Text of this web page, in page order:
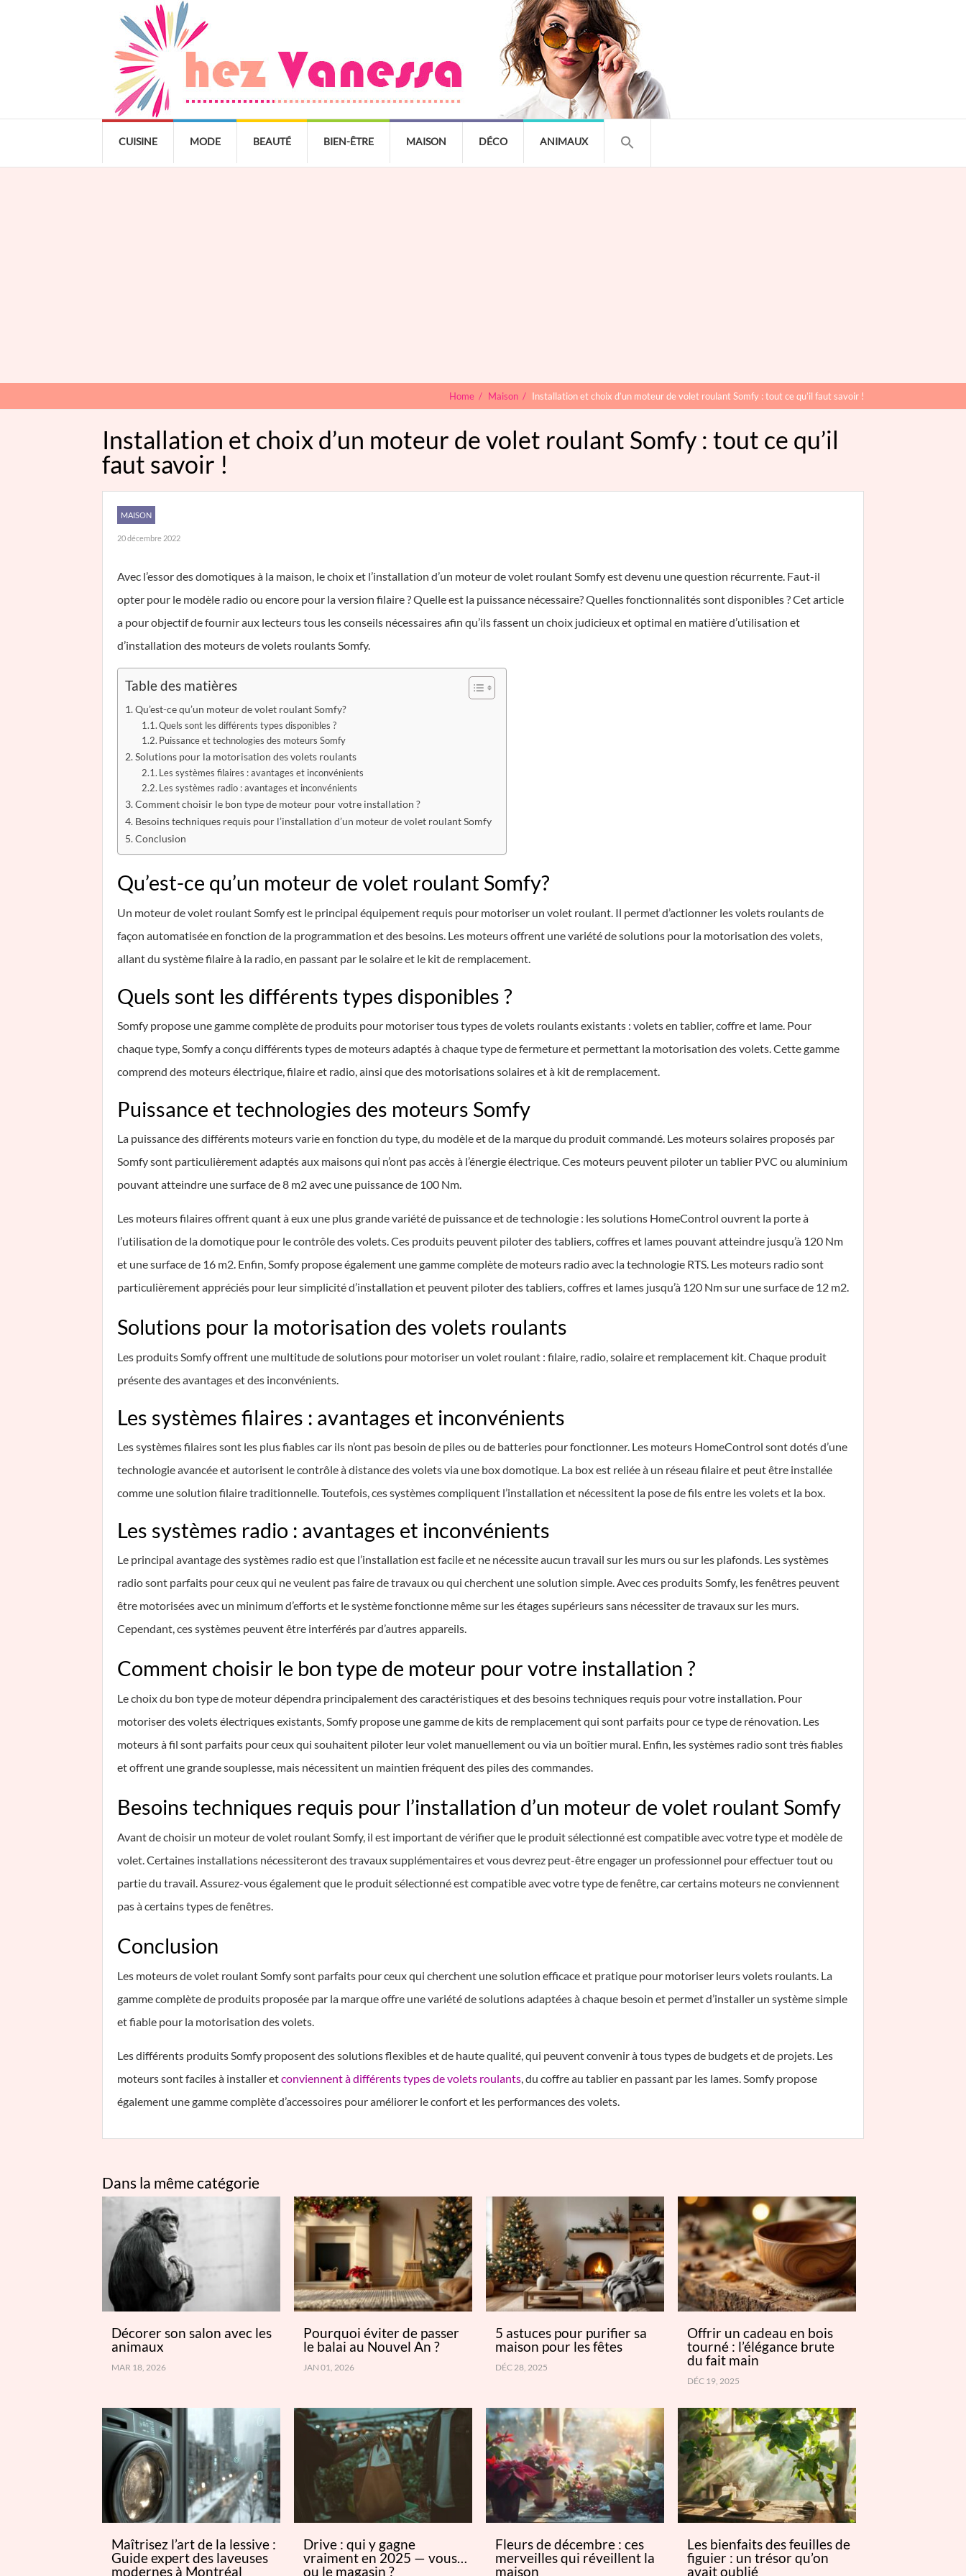
CUISINE MODE BEAUTÉ BIEN-ÊTRE MAISON DÉCO ANIMAUX
Home / Maison / Installation et choix d’un moteur de volet roulant Somfy : tout ce qu’il faut savoir !
Installation et choix d’un moteur de volet roulant Somfy : tout ce qu’il
faut savoir !
MAISON
20 décembre 2022
Avec l’essor des domotiques à la maison, le choix et l’installation d’un moteur de volet roulant Somfy est devenu une question récurrente. Faut-il
opter pour le modèle radio ou encore pour la version filaire ? Quelle est la puissance nécessaire? Quelles fonctionnalités sont disponibles ? Cet article
a pour objectif de fournir aux lecteurs tous les conseils nécessaires afin qu’ils fassent un choix judicieux et optimal en matière d’utilisation et
d’installation des moteurs de volets roulants Somfy.
Table des matières
Qu’est-ce qu’un moteur de volet roulant Somfy?
Quels sont les différents types disponibles ?
Puissance et technologies des moteurs Somfy
Solutions pour la motorisation des volets roulants
Les systèmes filaires : avantages et inconvénients
Les systèmes radio : avantages et inconvénients
Comment choisir le bon type de moteur pour votre installation ?
Besoins techniques requis pour l’installation d’un moteur de volet roulant Somfy
Conclusion
Qu’est-ce qu’un moteur de volet roulant Somfy?
Un moteur de volet roulant Somfy est le principal équipement requis pour motoriser un volet roulant. Il permet d’actionner les volets roulants de
façon automatisée en fonction de la programmation et des besoins. Les moteurs offrent une variété de solutions pour la motorisation des volets,
allant du système filaire à la radio, en passant par le solaire et le kit de remplacement.
Quels sont les différents types disponibles ?
Somfy propose une gamme complète de produits pour motoriser tous types de volets roulants existants : volets en tablier, coffre et lame. Pour
chaque type, Somfy a conçu différents types de moteurs adaptés à chaque type de fermeture et permettant la motorisation des volets. Cette gamme
comprend des moteurs électrique, filaire et radio, ainsi que des motorisations solaires et à kit de remplacement.
Puissance et technologies des moteurs Somfy
La puissance des différents moteurs varie en fonction du type, du modèle et de la marque du produit commandé. Les moteurs solaires proposés par
Somfy sont particulièrement adaptés aux maisons qui n’ont pas accès à l’énergie électrique. Ces moteurs peuvent piloter un tablier PVC ou aluminium
pouvant atteindre une surface de 8 m2 avec une puissance de 100 Nm.
Les moteurs filaires offrent quant à eux une plus grande variété de puissance et de technologie : les solutions HomeControl ouvrent la porte à
l’utilisation de la domotique pour le contrôle des volets. Ces produits peuvent piloter des tabliers, coffres et lames pouvant atteindre jusqu’à 120 Nm
et une surface de 16 m2. Enfin, Somfy propose également une gamme complète de moteurs radio avec la technologie RTS. Les moteurs radio sont
particulièrement appréciés pour leur simplicité d’installation et peuvent piloter des tabliers, coffres et lames jusqu’à 120 Nm sur une surface de 12 m2.
Solutions pour la motorisation des volets roulants
Les produits Somfy offrent une multitude de solutions pour motoriser un volet roulant : filaire, radio, solaire et remplacement kit. Chaque produit
présente des avantages et des inconvénients.
Les systèmes filaires : avantages et inconvénients
Les systèmes filaires sont les plus fiables car ils n’ont pas besoin de piles ou de batteries pour fonctionner. Les moteurs HomeControl sont dotés d’une
technologie avancée et autorisent le contrôle à distance des volets via une box domotique. La box est reliée à un réseau filaire et peut être installée
comme une solution filaire traditionnelle. Toutefois, ces systèmes compliquent l’installation et nécessitent la pose de fils entre les volets et la box.
Les systèmes radio : avantages et inconvénients
Le principal avantage des systèmes radio est que l’installation est facile et ne nécessite aucun travail sur les murs ou sur les plafonds. Les systèmes
radio sont parfaits pour ceux qui ne veulent pas faire de travaux ou qui cherchent une solution simple. Avec ces produits Somfy, les fenêtres peuvent
être motorisées avec un minimum d’efforts et le système fonctionne même sur les étages supérieurs sans nécessiter de travaux sur les murs.
Cependant, ces systèmes peuvent être interférés par d’autres appareils.
Comment choisir le bon type de moteur pour votre installation ?
Le choix du bon type de moteur dépendra principalement des caractéristiques et des besoins techniques requis pour votre installation. Pour
motoriser des volets électriques existants, Somfy propose une gamme de kits de remplacement qui sont parfaits pour ce type de rénovation. Les
moteurs à fil sont parfaits pour ceux qui souhaitent piloter leur volet manuellement ou via un boîtier mural. Enfin, les systèmes radio sont très fiables
et offrent une grande souplesse, mais nécessitent un maintien fréquent des piles des commandes.
Besoins techniques requis pour l’installation d’un moteur de volet roulant Somfy
Avant de choisir un moteur de volet roulant Somfy, il est important de vérifier que le produit sélectionné est compatible avec votre type et modèle de
volet. Certaines installations nécessiteront des travaux supplémentaires et vous devrez peut-être engager un professionnel pour effectuer tout ou
partie du travail. Assurez-vous également que le produit sélectionné est compatible avec votre type de fenêtre, car certains moteurs ne conviennent
pas à certains types de fenêtres.
Conclusion
Les moteurs de volet roulant Somfy sont parfaits pour ceux qui cherchent une solution efficace et pratique pour motoriser leurs volets roulants. La
gamme complète de produits proposée par la marque offre une variété de solutions adaptées à chaque besoin et permet d’installer un système simple
et fiable pour la motorisation des volets.
Les différents produits Somfy proposent des solutions flexibles et de haute qualité, qui peuvent convenir à tous types de budgets et de projets. Les
moteurs sont faciles à installer etconviennent à différents types de volets roulants, du coffre au tablier en passant par les lames. Somfy propose
également une gamme complète d’accessoires pour améliorer le confort et les performances des volets.
Dans la même catégorie
Décorer son salon avec les
animaux
MAR 18, 2026
Pourquoi éviter de passer
le balai au Nouvel An ?
JAN 01, 2026
5 astuces pour purifier sa
maison pour les fêtes
DÉC 28, 2025
Offrir un cadeau en bois
tourné : l’élégance brute
du fait main
DÉC 19, 2025
Maîtrisez l’art de la lessive :
Guide expert des laveuses
modernes à Montréal
Drive : qui y gagne
vraiment en 2025 — vous…
ou le magasin ?
Fleurs de décembre : ces
merveilles qui réveillent la
maison
Les bienfaits des feuilles de
figuier : un trésor qu’on
avait oublié